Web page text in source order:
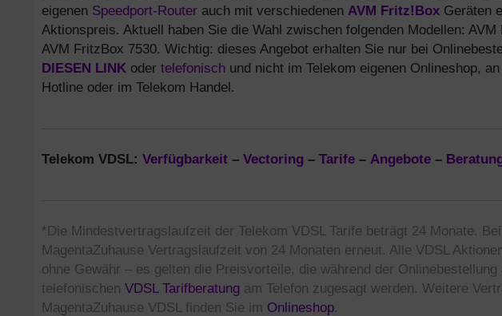
eigenen Speedport-Router auch mit verschiedenen AVM Fritz!Box Geräten
Aktionspreis. Aktuell haben Sie die Wahl zwischen folgenden Modellen: AVM
AVM FritzBox 7530. Wichtig: dieses Angebot erhalten Sie nur bei
DIESEN LINK oder telefonisch und nicht im Telekom eigenen Onlineshop,
Hotline oder im Telekom Handel.
Telekom VDSL: Verfügbarkeit – Vectoring – Tarife – Angebote –
*Die Mindestvertragslaufzeit der Telekom VDSL Tarife beträgt 24 Monate.
MagentaZuhause Vertragslaufzeit von 24 Monaten erneut. Alle VDSL
ohne Gewähr – es gelten die Preisvorteile, die während der
telefonischen VDSL Tarifberatung am Telefon zugesagt werden. Weitere
MagentaZuhause VDSL finden Sie im Onlineshop.